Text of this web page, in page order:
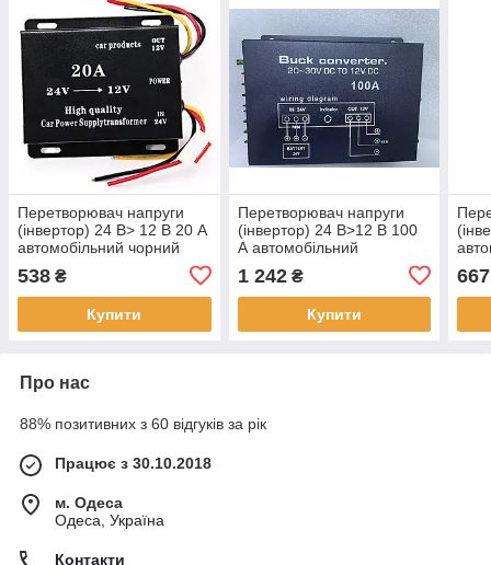
Перетворювач напруги
(інвертор) 24 В> 12 В 20 А
автомобільний чорний
538 ₴
Купити
Перетворювач напруги
(інвертор) 24 В>12 В 100
А автомобільний
1 242₴
Купити
667
Про нас
88% позитивних з 60 відгуків за рік
Працює з 30.10.2018
м. Одеса
Одеса, Україна
Контакти